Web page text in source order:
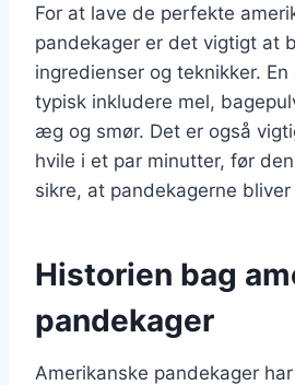
For at lave de perfekte
pandekager er det vigtigt at
ingredienser og teknikker.
typisk inkludere mel,
æg og smør. Det er også
hvile i et par minutter, før
sikre, at pandekagerne
Historien bag
pandekager
Amerikanske pandekager